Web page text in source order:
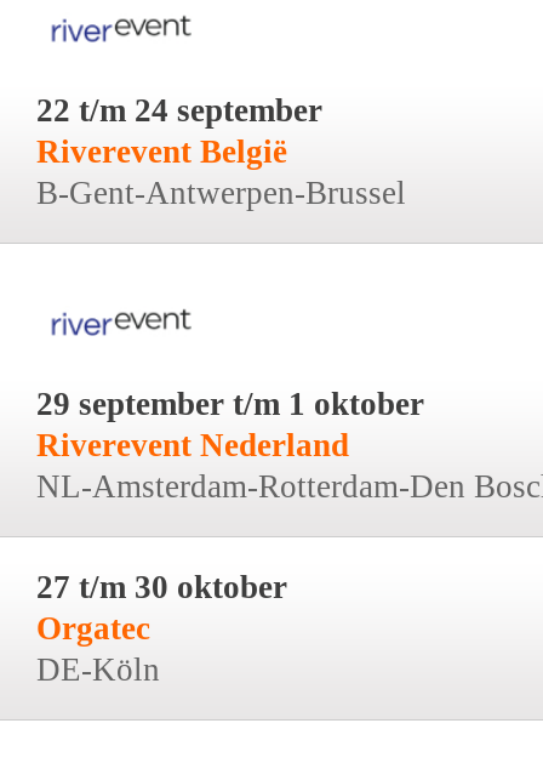
22 t/m 24 september
Riverevent België
B-Gent-Antwerpen-Brussel
29 september t/m 1 oktober
Riverevent Nederland
NL-Amsterdam-Rotterdam-Den
27 t/m 30 oktober
Orgatec
DE-Köln